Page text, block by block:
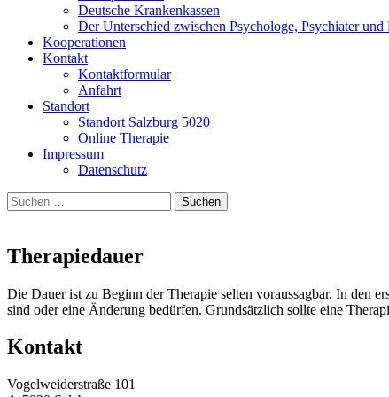
Deutsche Krankenkassen
Der Unterschied zwischen Psychologe, Psychiater und
Kooperationen
Kontakt
Kontaktformular
Anfahrt
Standort
Standort Salzburg 5020
Online Therapie
Impressum
Datenschutz
Suchen
nach:
Therapiedauer
Die Dauer ist zu Beginn der Therapie selten voraussagbar. In den
sind oder eine Änderung bedürfen. Grundsätzlich sollte eine
Kontakt
Vogelweiderstraße 101